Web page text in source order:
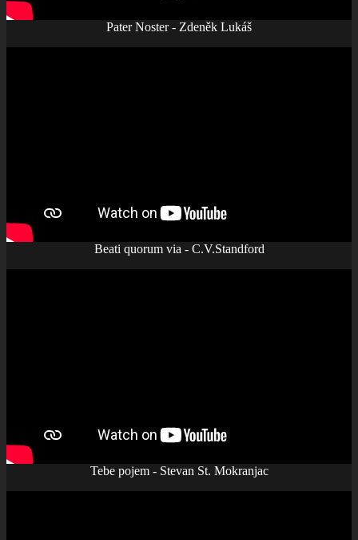
Pater Noster - Zdeněk Lukáš
Beati quorum via - C.V.Standford
Tebe pojem - Stevan St. Mokranjac